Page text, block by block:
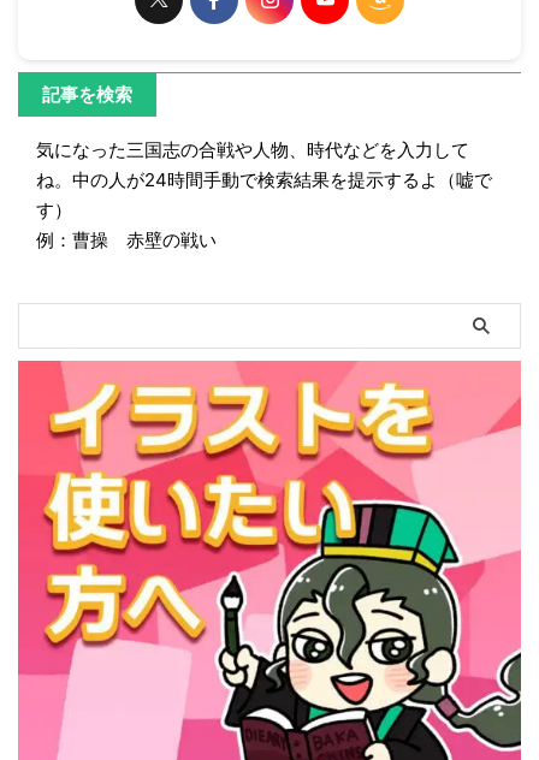
記事を検索
気になった三国志の合戦や人物、時代などを入力して
ね。中の人が24時間手動で検索結果を提示するよ（嘘で
す）
例：曹操 赤壁の戦い